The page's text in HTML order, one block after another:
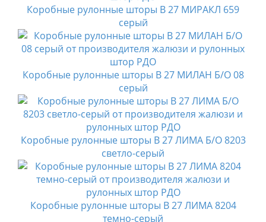
Коробные рулонные шторы B 27 МИРАКЛ 659
серый
Коробные рулонные шторы B 27 МИЛАН Б/О 08
серый
Коробные рулонные шторы B 27 ЛИМА Б/О 8203
светло-серый
Коробные рулонные шторы B 27 ЛИМА 8204
темно-серый